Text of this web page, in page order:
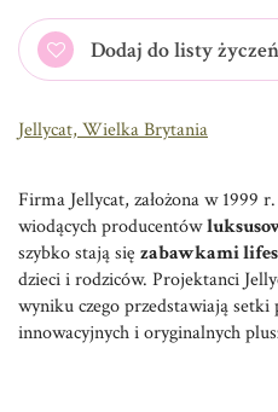
Dodaj do listy życzeń
Jellycat, Wielka Brytania
Firma Jellycat, założona w 1999
wiodących producentów
szybko stają się zabawkami
dzieci i rodziców. Projektanci
wyniku czego przedstawiają
innowacyjnych i oryginalnych